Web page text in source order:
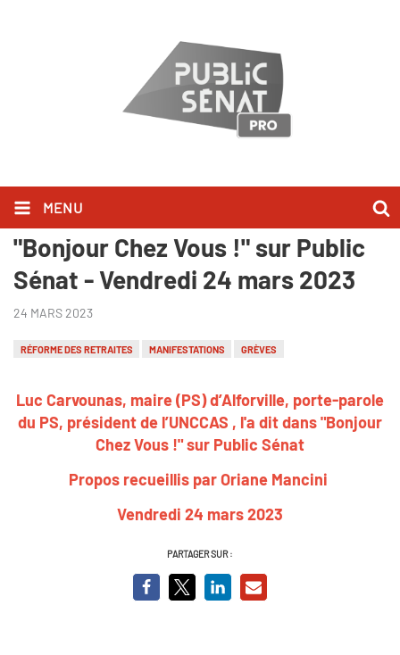
MENU
Luc Carvounas l'a dit dans
"Bonjour Chez Vous !" sur Public
Sénat - Vendredi 24 mars 2023
24 MARS 2023
RÉFORME DES RETRAITES MANIFESTATIONS GRÈVES
Luc Carvounas, maire (PS) d’Alforville, porte-parole
du PS, président de l’UNCCAS , l'a dit dans "Bonjour
Chez Vous !" sur Public Sénat
Propos recueillis par Oriane Mancini
Vendredi 24 mars 2023
PARTAGER SUR :